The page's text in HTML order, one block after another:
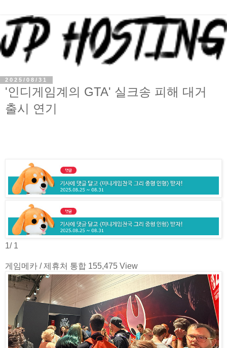
2025/08/31
'인디게임계의 GTA' 실크송 피해 대거
출시 연기
1/ 1
게임메카 / 제휴처 통합 155,475 View